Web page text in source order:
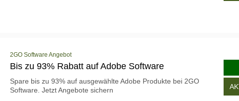
2GO Software Angebot
Bis zu 93% Rabatt auf Adobe Software
Spare bis zu 93% auf ausgewählte Adobe Produkte bei 2GO
Software. Jetzt Angebote sichern